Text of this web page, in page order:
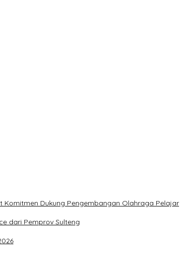
Komitmen Dukung Pengembangan Olahraga Pelajar
dari Pemprov Sulteng